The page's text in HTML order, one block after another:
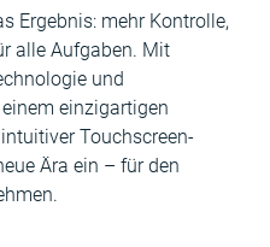
Ergebnis: mehr Kontrolle,
alle Aufgaben. Mit
und
einzigartigen
Touchscreen-
Ära ein – für den